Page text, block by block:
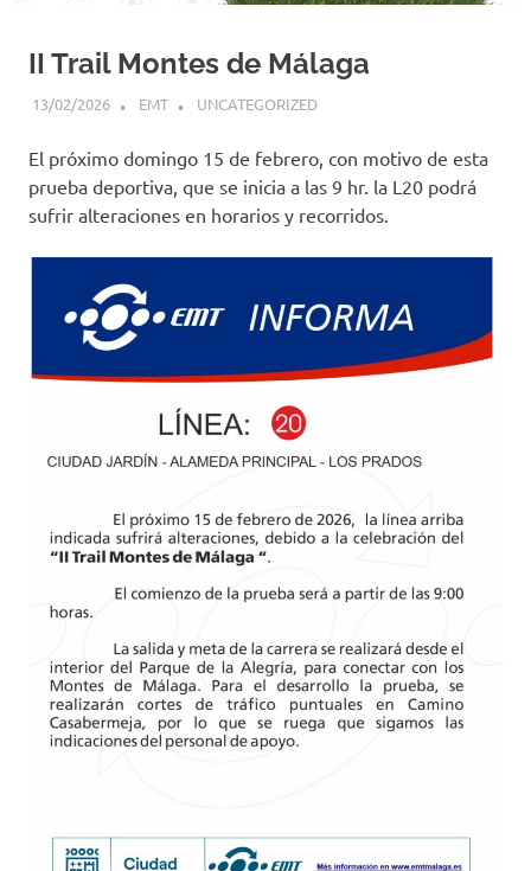
II Trail Montes de Málaga
13/02/2026 EMT UNCATEGORIZED
El próximo domingo 15 de febrero, con motivo de esta
prueba deportiva, que se inicia a las 9 hr. la L20 podrá
sufrir alteraciones en horarios y recorridos.